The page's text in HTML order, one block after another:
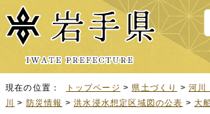
現在の位置： トップページ > 県土づくり >河川
川
> 防災情報 >洪水浸水想定区域図の公表 >大